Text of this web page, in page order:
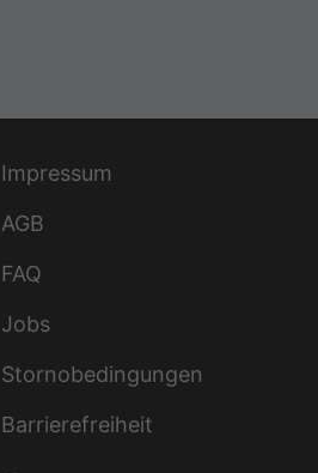
Impressum
AGB
FAQ
Jobs
Stornobedingungen
Barrierefreiheit